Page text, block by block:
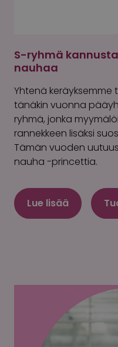
S-ryhmä
nauhaa
Yhtenä keräyksemme
tänäkin vuonna
ryhmä, jonka
rannekkeen lisäksi
Tämän vuoden
nauha -princettia.
Lue lisää